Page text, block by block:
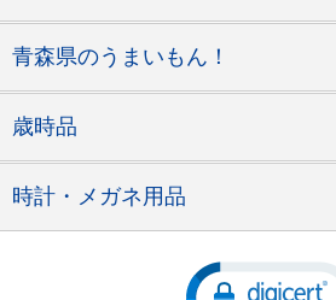
青森県のうまいもん！
歳時品
時計・メガネ用品